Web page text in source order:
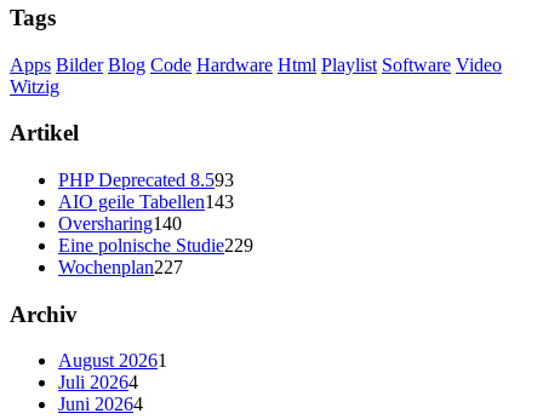
Tags
Apps Bilder Blog Code Hardware Html Playlist Software Video
Witzig
Artikel
PHP Deprecated 8.593
AIO geile Tabellen143
Oversharing140
Eine polnische Studie229
Wochenplan227
Archiv
August 20261
Juli 20264
Juni 20264